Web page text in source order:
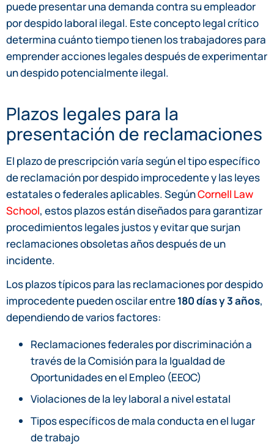
puede presentar una demanda contra su empleador
por despido laboral ilegal. Este concepto legal crítico
determina cuánto tiempo tienen los trabajadores para
emprender acciones legales después de experimentar
un despido potencialmente ilegal.
Plazos legales para la
presentación de reclamaciones
El plazo de prescripción varía según el tipo específico
de reclamación por despido improcedente y las leyes
estatales o federales aplicables. SegúnCornell Law
School, estos plazos están diseñados para garantizar
procedimientos legales justos y evitar que surjan
reclamaciones obsoletas años después de un
incidente.
Los plazos típicos para las reclamaciones por despido
improcedente pueden oscilar entre180 días y 3 años,
dependiendo de varios factores:
Reclamaciones federales por discriminación a
través de la Comisión para la Igualdad de
Oportunidades en el Empleo (EEOC)
Violaciones de la ley laboral a nivel estatal
Tipos específicos de mala conducta en el lugar
de trabajo